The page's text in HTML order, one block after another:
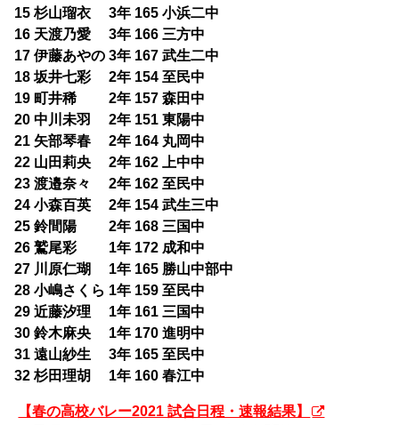
15 杉山瑠衣 3年 165 小浜二中
16 天渡乃愛 3年 166 三方中
17 伊藤あやの 3年 167 武生二中
18 坂井七彩 2年 154 至民中
19 町井稀 2年 157 森田中
20 中川未羽 2年 151 東陽中
21 矢部琴春 2年 164 丸岡中
22 山田莉央 2年 162 上中中
23 渡邉奈々 2年 162 至民中
24 小森百英 2年 154 武生三中
25 鈴間陽 2年 168 三国中
26 鷲尾彩 1年 172 成和中
27 川原仁瑚 1年 165 勝山中部中
28 小嶋さくら 1年 159 至民中
29 近藤汐理 1年 161 三国中
30 鈴木麻央 1年 170 進明中
31 遠山紗生 3年 165 至民中
32 杉田理胡 1年 160 春江中
【春の高校バレー2021 試合日程・速報結果】